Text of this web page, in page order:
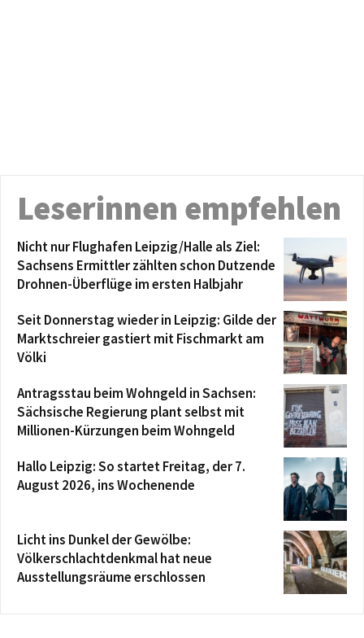
Leserinnen empfehlen
Nicht nur Flughafen Leipzig/Halle als Ziel:
Sachsens Ermittler zählten schon Dutzende
Drohnen-Überflüge im ersten Halbjahr
Seit Donnerstag wieder in Leipzig: Gilde der
Marktschreier gastiert mit Fischmarkt am
Völki
Antragsstau beim Wohngeld in Sachsen:
Sächsische Regierung plant selbst mit
Millionen-Kürzungen beim Wohngeld
Hallo Leipzig: So startet Freitag, der 7.
August 2026, ins Wochenende
Licht ins Dunkel der Gewölbe:
Völkerschlachtdenkmal hat neue
Ausstellungsräume erschlossen